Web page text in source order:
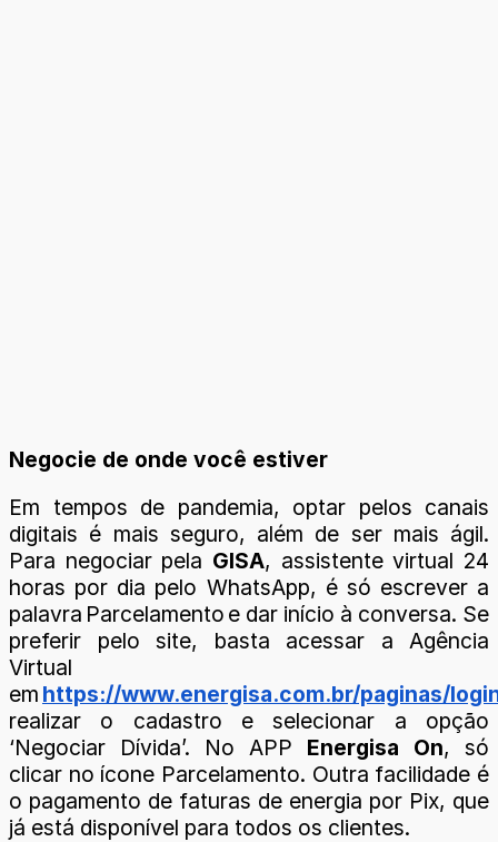
Negocie de onde você estiver
Em tempos de pandemia, optar pelos canais
digitais é mais seguro, além de ser mais ágil.
Para negociar pela GISA, assistente virtual 24
horas por dia pelo WhatsApp, é só escrever a
palavra Parcelamento e dar início à conversa. Se
preferir pelo site, basta acessar a Agência
Virtual
em https://www.energisa.com.br/paginas/
realizar o cadastro e selecionar a opção
‘Negociar Dívida’. No APP Energisa On, só
clicar no ícone Parcelamento. Outra facilidade é
o pagamento de faturas de energia por Pix, que
já está disponível para todos os clientes.